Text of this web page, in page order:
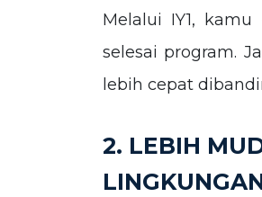
Melalui IY1, kamu
selesai program.
lebih cepat
2. LEBIH